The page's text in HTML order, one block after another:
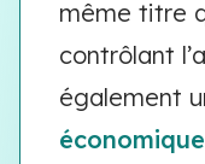
même titre
contrôlant
également
économique